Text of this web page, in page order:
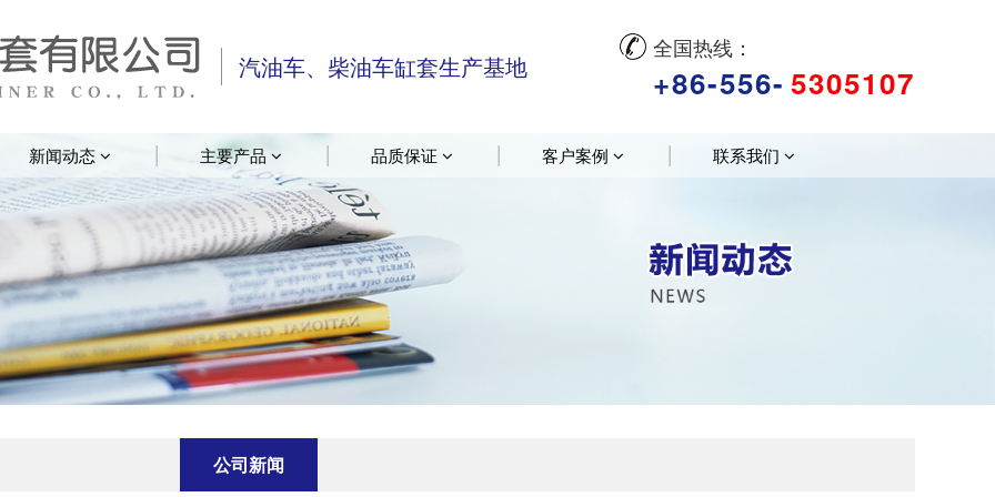
汽油车、柴油车缸套生产基地
全国热线：
+86-556- 5305107
新闻动态 主要产品 品质保证 客户案例 联系我们
公司新闻